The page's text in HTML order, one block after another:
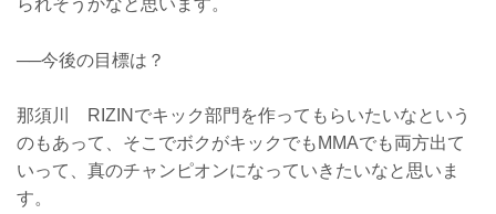
られそうかなと思います。
──今後の目標は？
那須川 RIZINでキック部門を作ってもらいたいなという
のもあって、そこでボクがキックでもMMAでも両方出て
いって、真のチャンピオンになっていきたいなと思いま
す。